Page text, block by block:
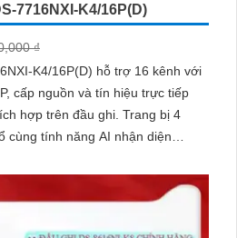
7716NXI-K4/16P(D)
₫
K4/16P(D) hỗ trợ 16 kênh với
cấp nguồn và tín hiệu trực tiếp
trên đầu ghi. Trang bị 4
cùng tính năng AI nhận diện